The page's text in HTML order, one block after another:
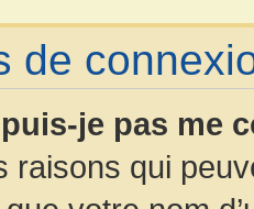
de
je pas me
raisons qui